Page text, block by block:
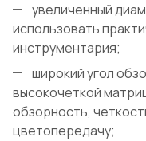
увеличенный
использовать
инструментария;
широкий угол
высокочеткой
обзорность,
цветопередачу;